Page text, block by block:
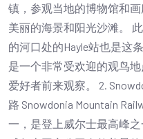
镇，参观当地的博物馆和
美丽的海景和阳光沙滩。
的河口处的Hayle站也是这
是一个非常受欢迎的观鸟
爱好者前来观察。 2.
路 Snowdonia Mountain
一，是登上威尔士最高峰